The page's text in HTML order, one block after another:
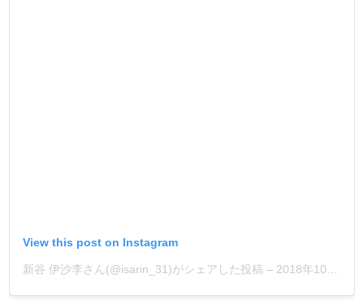
View this post on Instagram
新谷 伊沙李さん(@isarin_31)がシェアした投稿 – 2018年10月月4日午前6時28分PDT